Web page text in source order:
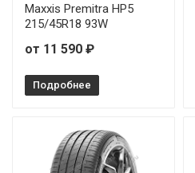
Maxxis Premitra HP5
215/45R18 93W
от 11 590 ₽
Подробнее